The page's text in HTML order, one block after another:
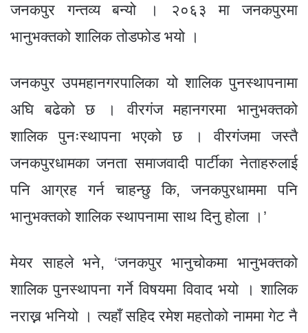
जनकपुर गन्तव्य बन्यो । २०६३ मा जनकपुरमा
भानुभक्तको शालिक तोडफोड भयो ।
जनकपुर उपमहानगरपालिका यो शालिक पुनस्थापनामा
अघि बढेको छ । वीरगंज महानगरमा भानुभक्तको
शालिक पुनःस्थापना भएको छ । वीरगंजमा जस्तै
जनकपुरधामका जनता समाजवादी पार्टीका नेताहरुलाई
पनि आग्रह गर्न चाहन्छु कि, जनकपुरधाममा पनि
भानुभक्तको शालिक स्थापनामा साथ दिनु होला ।’
मेयर साहले भने, ‘जनकपुर भानुचोकमा भानुभक्तको
शालिक पुनस्थापना गर्ने विषयमा विवाद भयो । शालिक
नराख्न भनियो । त्यहाँ सहिद रमेश महतोको नाममा गेट नै